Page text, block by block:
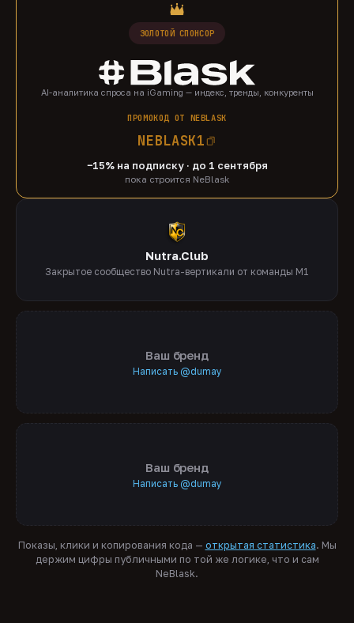
ЗОЛОТОЙ СПОНСОР
AI-аналитика спроса на iGaming — индекс, тренды, конкуренты
ПРОМОКОД ОТ NEBLASK
NEBLASK1
−15% на подписку · до 1 сентября
пока строится NeBlask
Nutra.Club
Закрытое сообщество Nutra-вертикали от команды M1
Ваш бренд
Написать @dumay
Ваш бренд
Написать @dumay
Показы, клики и копирования кода — открытая статистика. Мы
держим цифры публичными по той же логике, что и сам
NeBlask.